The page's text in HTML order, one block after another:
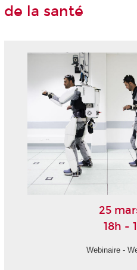
de la santé
25
18h -
Webinaire -